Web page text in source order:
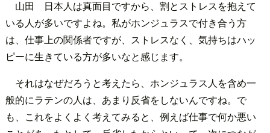
山田 日本人は真面目ですから、割とストレスを抱えて
いる人が多いですよね。私がホンジュラスで付き合う方
は、仕事上の関係者ですが、ストレスなく、気持ちはハッ
ピーに生きている方が多いなと感じます。
それはなぜだろうと考えたら、ホンジュラス人を含め一
般的にラテンの人は、あまり反省をしないんですね。で
も、これをよくよく考えてみると、例えば仕事で何か悪い